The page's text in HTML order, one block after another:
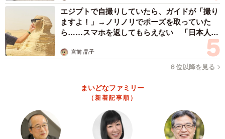
エジプトで自撮りしていたら、ガイドが「撮り
ますよ！」→ノリノリでポーズを取っていた
ら……スマホを返してもらえない 「日本人は
カモ代表かも」「私は6時間で3万円払った」
宮前 晶子
６位以降を見る
まいどなファミリー
（新着記事順）